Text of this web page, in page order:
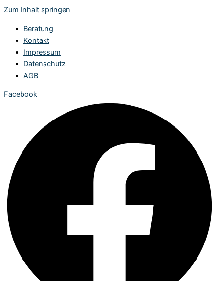
Zum Inhalt springen
Beratung
Kontakt
Impressum
Datenschutz
AGB
Facebook